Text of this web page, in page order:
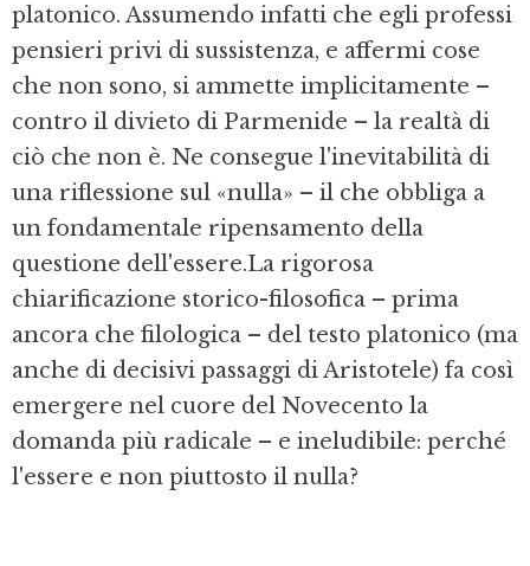
platonico. Assumendo infatti che egli professi
pensieri privi di sussistenza, e affermi cose
che non sono, si ammette implicitamente –
contro il divieto di Parmenide – la realtà di
ciò che non è. Ne consegue l'inevita­bi­lità di
una riflessione sul «nulla» – il che obbliga a
un fondamentale ripensamento della
questione dell'essere.La rigorosa
chiarificazione storico-filosofica – prima
ancora che filologica – del testo platonico (ma
anche di decisivi passaggi di Aristotele) fa così
emergere nel cuore del Novecento la
domanda più radicale – e ineludibile: perché
l'essere e non piuttosto il nulla?